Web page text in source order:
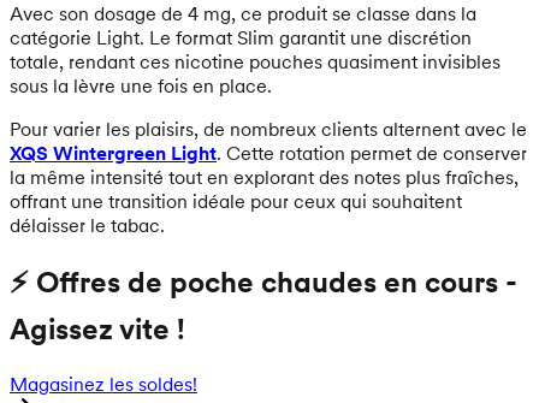
Avec son dosage de 4 mg, ce produit se classe dans la
catégorie Light. Le format Slim garantit une discrétion
totale, rendant ces nicotine pouches quasiment invisibles
sous la lèvre une fois en place.
Pour varier les plaisirs, de nombreux clients alternent avec le
XQS Wintergreen Light. Cette rotation permet de conserver
la même intensité tout en explorant des notes plus fraîches,
offrant une transition idéale pour ceux qui souhaitent
délaisser le tabac.
⚡ Offres de poche chaudes en cours -
Agissez vite !
Magasinez les soldes!